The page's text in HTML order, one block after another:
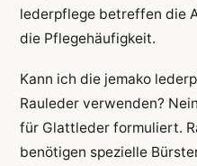
lederpflege betreffen die
die Pflegehäufigkeit.
Kann ich die jemako
Rauleder verwenden?
für Glattleder formuliert.
benötigen spezielle